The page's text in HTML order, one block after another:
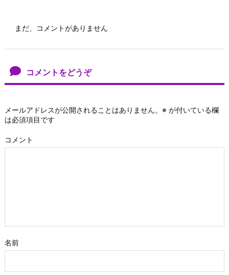
まだ、コメントがありません
コメントをどうぞ
メールアドレスが公開されることはありません。 ※ が付いている欄
は必須項目です
コメント
名前